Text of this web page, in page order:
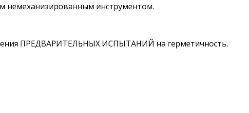
немеханизированным инструментом.
ПРЕДВАРИТЕЛЬНЫХ ИСПЫТАНИЙ на герметичность.